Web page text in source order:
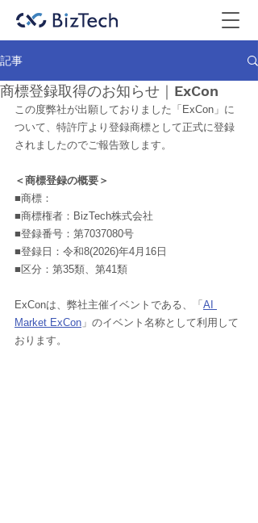
記事
商標登録取得のお知らせ｜ExCon
この度弊社が出願しておりました「ExCon」に
ついて、特許庁より登録商標として正式に登録
されましたのでご報告致します。
＜商標登録の概要＞
■商標：
■商標権者：BizTech株式会社
■登録番号：第7037080号
■登録日：令和8(2026)年4月16日
■区分：第35類、第41類
ExConは、弊社主催イベントである、「 AI
Market ExCon 」のイベント名称として利用して
おります。